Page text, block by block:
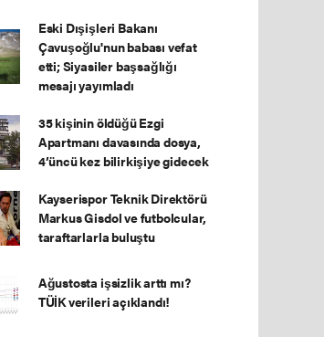
Eski Dışişleri Bakanı
Çavuşoğlu'nun babası vefat
etti; Siyasiler başsağlığı
mesajı yayımladı
35 kişinin öldüğü Ezgi
Apartmanı davasında dosya,
4’üncü kez bilirkişiye gidecek
Kayserispor Teknik Direktörü
Markus Gisdol ve futbolcular,
taraftarlarla buluştu
Ağustosta işsizlik arttı mı?
TÜİK verileri açıklandı!